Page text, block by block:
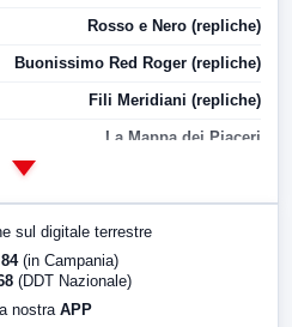
Rosso e Nero (repliche)
Buonissimo Red Roger (repliche)
Fili Meridiani (repliche)
La Mappa dei Piaceri
sul digitale terrestre
(in Campania)
(DDT Nazionale)
nostra APP